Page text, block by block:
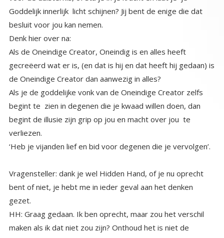
besluit voor jou kan nemen.
Denk hier over na:
Als de Oneindige Creator, Oneindig is en alles heeft
gecreëerd wat er is, (en dat is hij en dat heeft hij gedaan) is
de Oneindige Creator dan aanwezig in alles?
Als je de goddelijke vonk van de Oneindige Creator zelfs
begint te zien in degenen die je kwaad willen doen, dan
begint de illusie zijn grip op jou en macht over jou te
verliezen.
‘Heb je vijanden lief en bid voor degenen die je vervolgen’.
Vragensteller: dank je wel Hidden Hand, of je nu oprecht
bent of niet, je hebt me in ieder geval aan het denken
gezet.
HH: Graag gedaan. Ik ben oprecht, maar zou het verschil
maken als ik dat niet zou zijn? Onthoud het is niet de
boodschapper die belangrijk is maar het is de inhoud van de
boodschap die er toe doet. Ik wens je veel geluk op je reis
naar huis. We zien elkaar aan de andere kant, en we zullen
samen hartelijk lachen om de rollen die we hebben